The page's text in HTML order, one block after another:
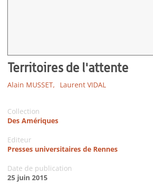
Territoires de l'attente
Alain MUSSET, Laurent VIDAL
Collection
Des Amériques
Editeur
Presses universitaires de Rennes
Date de publication
25 juin 2015